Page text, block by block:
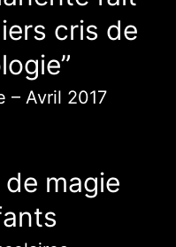
cris de
– Avril 2017
magie